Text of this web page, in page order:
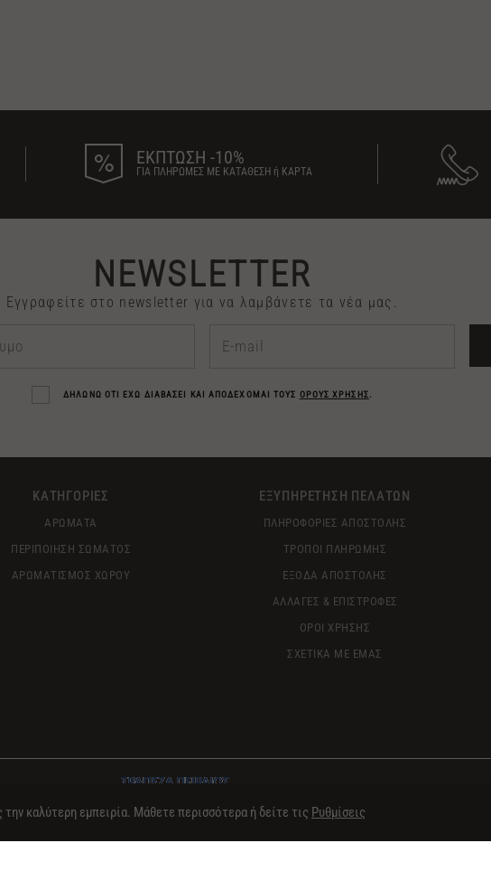
ΕΚΠΤΩΣΗ -10%
ΓΙΑ ΠΛΗΡΩΜΕΣ ΜΕ ΚΑΤΑΘΕΣΗ ή ΚΑΡΤΑ
NEWSLETTER
Εγγραφείτε στο newsletter για να λαμβάνετε τα νέα μας.
ΔΗΛΩΝΩ ΟΤΙ ΕΧΩ ΔΙΑΒΑΣΕΙ ΚΑΙ ΑΠΟΔΕΧΟΜΑΙ ΤΟΥΣ ΟΡΟΥΣ ΧΡΗΣΗΣ.
ΚΑΤΗΓΟΡΙΕΣ
ΑΡΩΜΑΤΑ
ΠΕΡΙΠΟΙΗΣΗ ΣΩΜΑΤΟΣ
ΑΡΩΜΑΤΙΣΜΟΣ ΧΩΡΟΥ
ΕΞΥΠΗΡΕΤΗΣΗ ΠΕΛΑΤΩΝ
ΠΛΗΡΟΦΟΡΙΕΣ ΑΠΟΣΤΟΛΗΣ
ΤΡΟΠΟΙ ΠΛΗΡΩΜΗΣ
ΕΞΟΔΑ ΑΠΟΣΤΟΛΗΣ
ΑΛΛΑΓΕΣ & ΕΠΙΣΤΡΟΦΕΣ
ΟΡΟΙ ΧΡΗΣΗΣ
ΣΧΕΤΙΚΑ ΜΕ ΕΜΑΣ
καλύτερη εμπειρία. Μάθετε περισσότερα ή δείτε τις Ρυθμίσεις